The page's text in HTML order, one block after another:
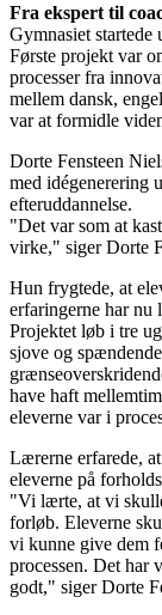
Fra ekspert til
Gymnasiet startede
Første projekt var
processer fra
mellem dansk,
var at formidle
Dorte Fensteen
med idégenerering
efteruddannelse.
"Det var som at
virke," siger Dorte
Hun frygtede, at
erfaringerne har nu
Projektet løb i tre
sjove og
have haft
eleverne var i
Lærerne erfarede,
eleverne på
"Vi lærte, at vi
forløb. Eleverne
vi kunne give dem
processen. Det har
godt," siger Dorte